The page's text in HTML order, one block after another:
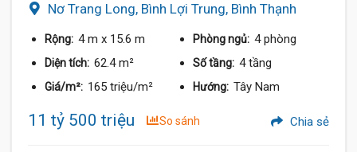
Nơ Trang Long, Bình Lợi Trung, Bình Thạnh
Rộng: 4 m x 15.6 m Phòng ngủ: 4 phòng
Diện tích: 62.4 m² Số tầng: 4 tầng
Giá/m²: 165 triệu/m² Hướng: Tây Nam
11 tỷ 500 triệu So sánh Chia sẻ